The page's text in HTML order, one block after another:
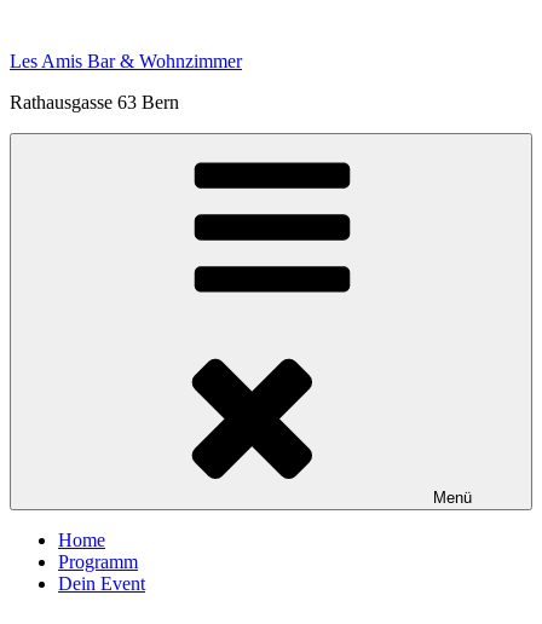
springen
Les Amis Bar & Wohnzimmer
Rathausgasse 63 Bern
Menü
Home
Programm
Dein Event